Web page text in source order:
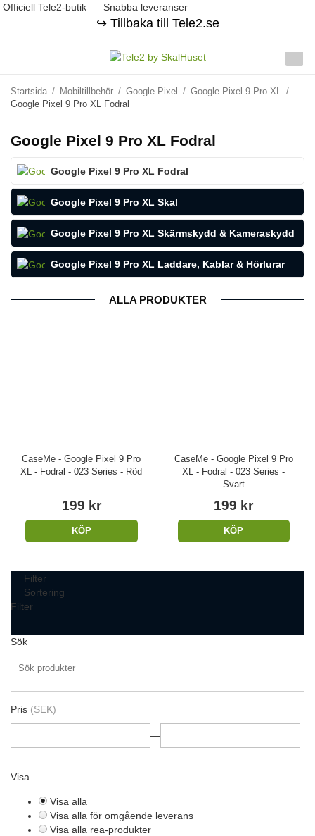
Officiell Tele2-butik Snabba leveranser
↪️ Tillbaka till Tele2.se
Startsida / Mobiltillbehör / Google Pixel / Google Pixel 9 Pro XL /
Google Pixel 9 Pro XL Fodral
Google Pixel 9 Pro XL Fodral
Google Pixel 9 Pro XL Fodral
Google Pixel 9 Pro XL Skal
Google Pixel 9 Pro XL Skärmskydd & Kameraskydd
Google Pixel 9 Pro XL Laddare, Kablar & Hörlurar
ALLA PRODUKTER
CaseMe - Google Pixel 9 Pro
XL - Fodral - 023 Series - Röd
199 kr
KÖP
CaseMe - Google Pixel 9 Pro
XL - Fodral - 023 Series -
Svart
199 kr
KÖP
Filter
Sortering
Filter
Sök
Pris (SEK)
—
Visa
Visa alla
Visa alla för omgående leverans
Visa alla rea-produkter